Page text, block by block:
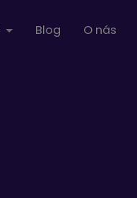
Blog O nás